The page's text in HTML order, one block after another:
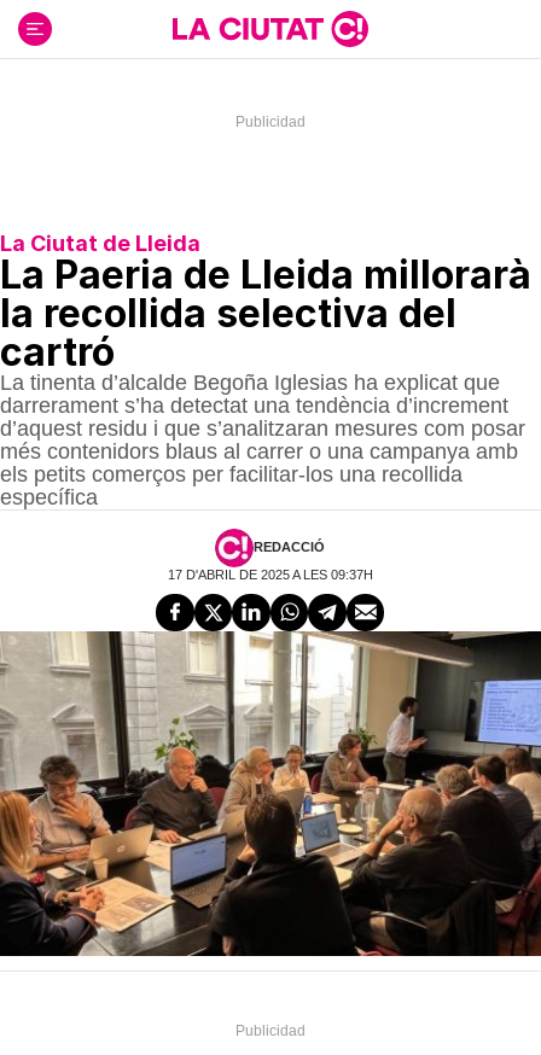
contenido
La Ciutat de Lleida
La Paeria de Lleida millorarà
la recollida selectiva del
cartró
La tinenta d’alcalde Begoña Iglesias ha explicat que
darrerament s’ha detectat una tendència d’increment
d’aquest residu i que s’analitzaran mesures com posar
més contenidors blaus al carrer o una campanya amb
els petits comerços per facilitar-los una recollida
específica
REDACCIÓ
17 D'ABRIL DE 2025 A LES 09:37H